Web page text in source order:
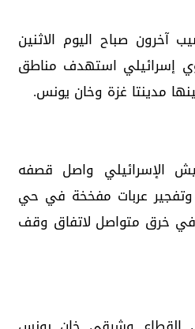
آخرون صباح اليوم الاثنين
إسرائيلي استهدف مناطق
مدينتا غزة وخان يونس.
الإسرائيلي واصل قصفه
وتفجير عربات مفخخة في حي
في خرق متواصل لاتفاق وقف